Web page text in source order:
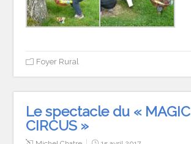
Foyer Rural
Le spectacle du « MAGIC
CIRCUS »